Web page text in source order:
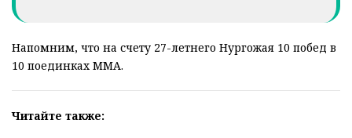
Напомним, что на счету 27-летнего Нургожая 10 побед в
10 поединках ММА.
Читайте также: